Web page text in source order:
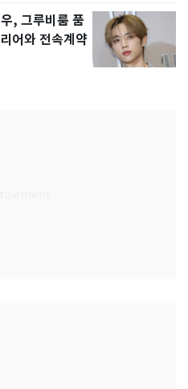
, 그루비룸 품
어와 전속계약